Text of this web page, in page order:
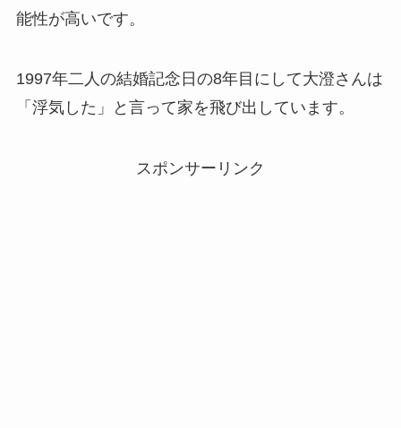
能性が高いです。
1997年二人の結婚記念日の8年目にして大澄さんは
「浮気した」と言って家を飛び出しています。
スポンサーリンク